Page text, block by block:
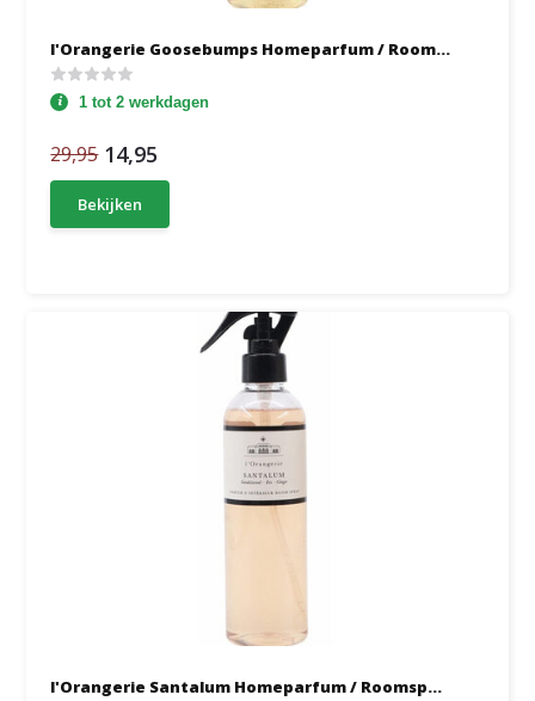
l'Orangerie Goosebumps Homeparfum / Room...
1 tot 2 werkdagen
29,95 14,95
Bekijken
l'Orangerie Santalum Homeparfum / Roomsp...